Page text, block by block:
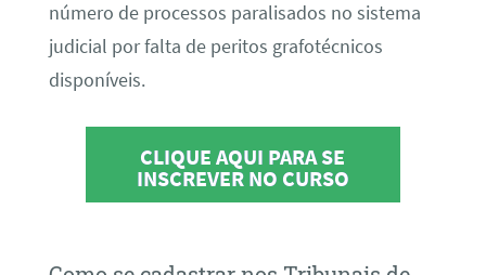
número de processos paralisados no sistema
judicial por falta de peritos grafotécnicos
disponíveis.
CLIQUE AQUI PARA SE
INSCREVER NO CURSO